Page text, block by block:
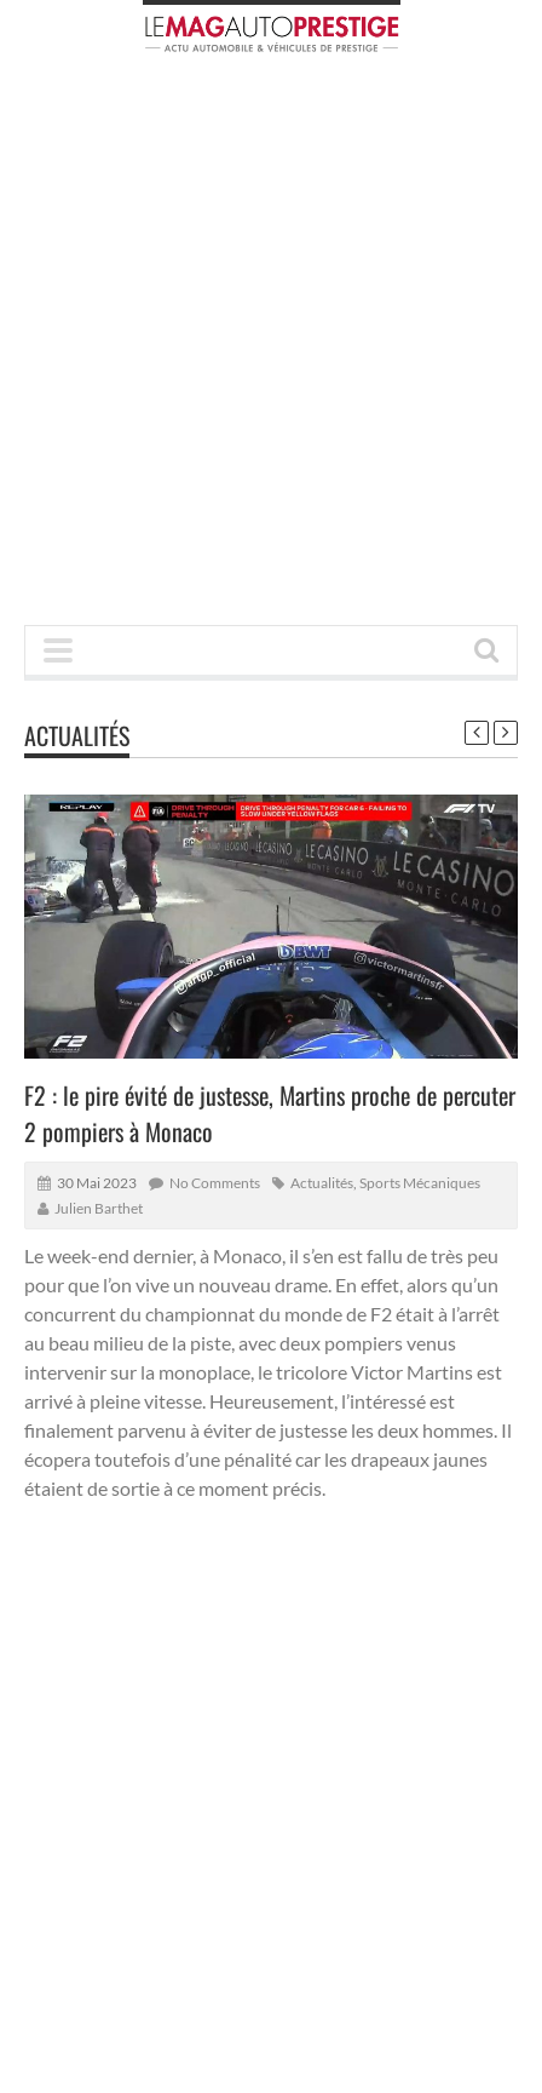
ACTUALITÉS
F2 : le pire évité de justesse, Martins proche de percuter
2 pompiers à Monaco
30 Mai 2023 No Comments Actualités Sports Mécaniques
Julien Barthet
Le week-end dernier, à Monaco, il s’en est fallu de très peu
pour que l’on vive un nouveau drame. En effet, alors qu’un
concurrent du championnat du monde de F2 était à l’arrêt
au beau milieu de la piste, avec deux pompiers venus
intervenir sur la monoplace, le tricolore Victor Martins est
arrivé à pleine vitesse. Heureusement, l’intéressé est
finalement parvenu à éviter de justesse les deux hommes. Il
écopera toutefois d’une pénalité car les drapeaux jaunes
étaient de sortie à ce moment précis.